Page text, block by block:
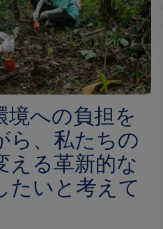
いて
境への負担を
ら、私たちの
える革新的な
たいと考えて